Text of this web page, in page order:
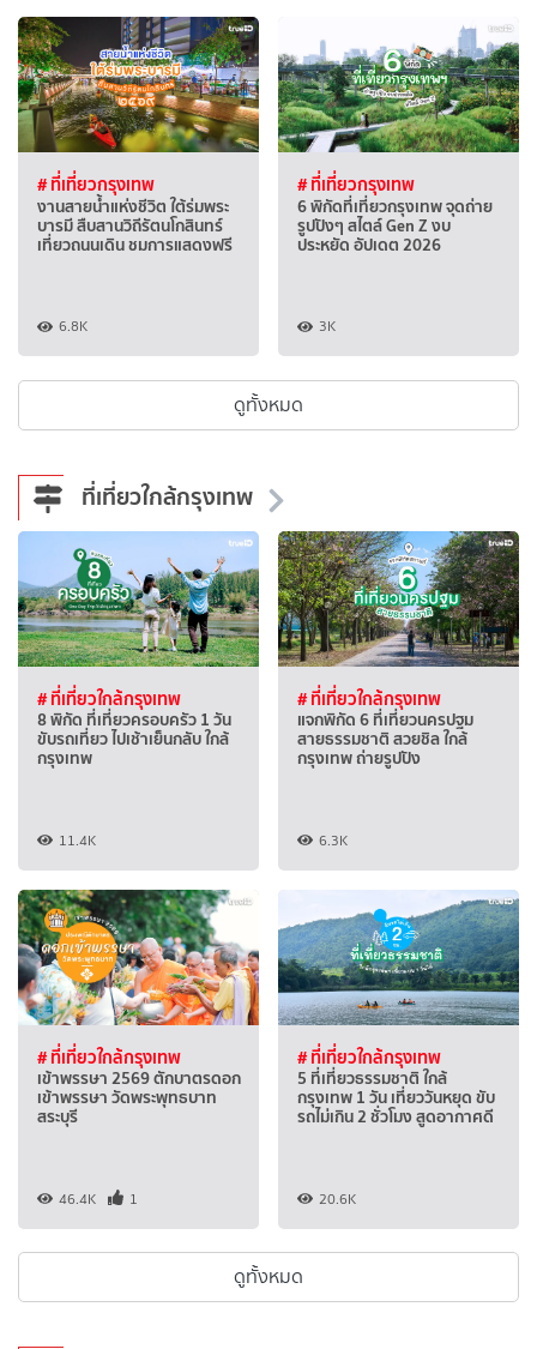
# ที่เที่ยวกรุงเทพ
งานสายน้ำแห่งชีวิต ใต้ร่มพระ
บารมี สืบสานวิถีรัตนโกสินทร์
เที่ยวถนนเดิน ชมการแสดงฟรี
6.8K
# ที่เที่ยวกรุงเทพ
6 พิกัดที่เที่ยวกรุงเทพ จุดถ่าย
รูปปังๆ สไตล์ Gen Z งบ
ประหยัด อัปเดต 2026
3K
ดูทั้งหมด
ที่เที่ยวใกล้กรุงเทพ
# ที่เที่ยวใกล้กรุงเทพ
8 พิกัด ที่เที่ยวครอบครัว 1 วัน
ขับรถเที่ยว ไปเช้าเย็นกลับ ใกล้
กรุงเทพ
11.4K
# ที่เที่ยวใกล้กรุงเทพ
แจกพิกัด 6 ที่เที่ยวนครปฐม
สายธรรมชาติ สวยชิล ใกล้
กรุงเทพ ถ่ายรูปปัง
6.3K
# ที่เที่ยวใกล้กรุงเทพ
เข้าพรรษา 2569 ตักบาตรดอก
เข้าพรรษา วัดพระพุทธบาท
สระบุรี
46.4K 1
# ที่เที่ยวใกล้กรุงเทพ
5 ที่เที่ยวธรรมชาติ ใกล้
กรุงเทพ 1 วัน เที่ยววันหยุด ขับ
รถไม่เกิน 2 ชั่วโมง สูดอากาศดี
20.6K
ดูทั้งหมด